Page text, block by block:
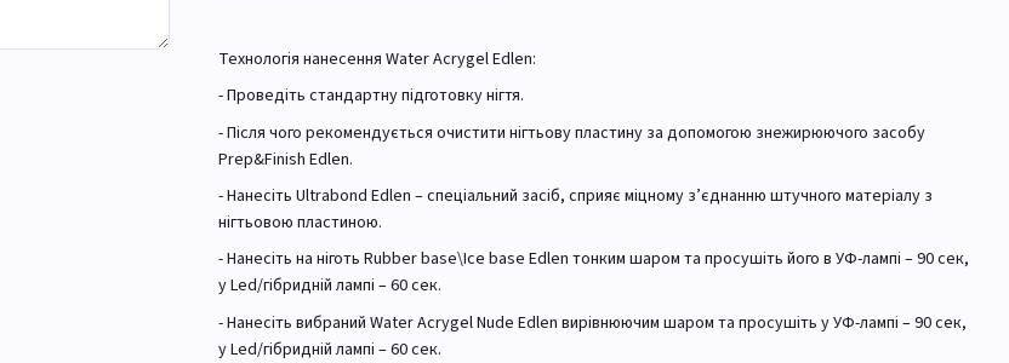
Технологія нанесення Water Acrygel Edlen:
- Проведіть стандартну підготовку нігтя.
- Після чого рекомендується очистити нігтьову пластину за допомогою знежирюючого засобу
Prep&Finish Edlen.
- Нанесіть Ultrabond Edlen – спеціальний засіб, сприяє міцному з’єднанню штучного матеріалу з
нігтьовою пластиною.
- Нанесіть на ніготь Rubber base\Ice base Edlen тонким шаром та просушіть його в УФ-лампі – 90 сек,
у Led/гібридній лампі – 60 сек.
- Нанесіть вибраний Water Acrygel Nude Edlen вирівнюючим шаром та просушіть у УФ-лампі – 90 сек,
у Led/гібридній лампі – 60 сек.